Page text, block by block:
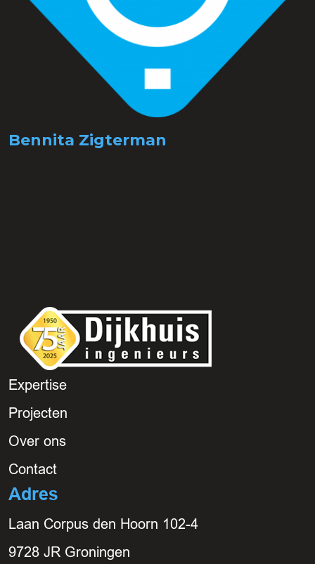
Bennita Zigterman
Expertise
Projecten
Over ons
Contact
Adres
Laan Corpus den Hoorn 102-4
9728 JR Groningen